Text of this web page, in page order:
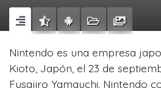
Nintendo es una empresa
Kioto, Japón, el 23 de
Fusajiro Yamauchi. Nintendo